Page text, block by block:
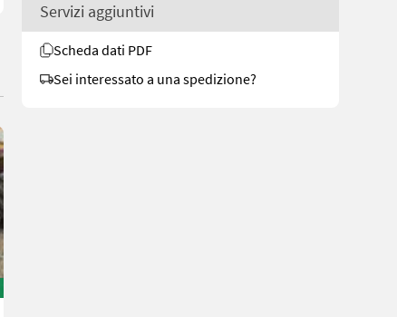
Servizi aggiuntivi
Scheda dati PDF
Sei interessato a una spedizione?